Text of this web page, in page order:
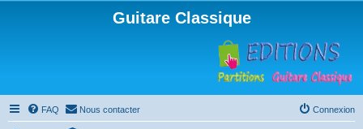
Guitare Classique
FAQ Nous contacter Connexion